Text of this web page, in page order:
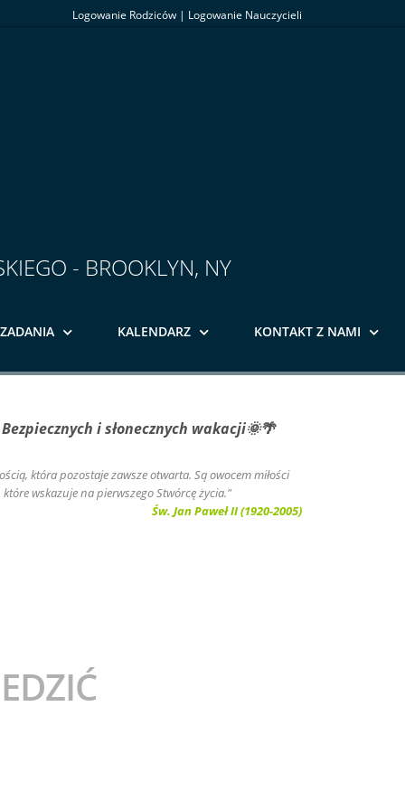
Logowanie Rodziców | Logowanie Nauczycieli
- BROOKLYN, NY
ZADANIA KALENDARZ KONTAKT Z NAMI
i słonecznych wakacji🌞🌴
która pozostaje zawsze otwarta. Są owocem miłości
wskazuje na pierwszego Stwórcę życia."
Św. Jan Paweł II (1920-2005)